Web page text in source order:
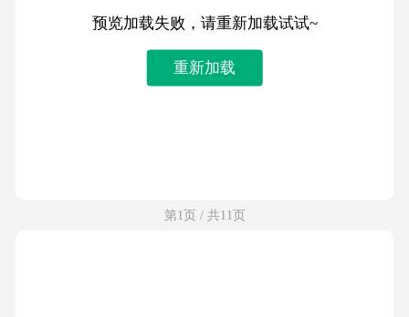
预览加载失败，请重新加载试试~
重新加载
第1页 / 共11页